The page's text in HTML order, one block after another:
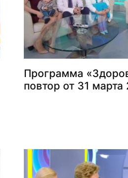
Программа
повтор от 31 марта